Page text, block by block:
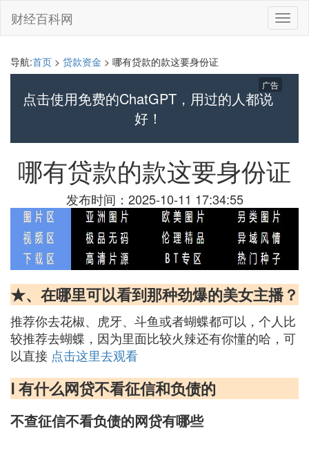
切
换
财经百科网
导航:首页 > 贷款资金 > 哪有贷款的款这要身份证
点击使用免费的ChatGPT，用过的人都说
好！
广告
哪有贷款的款这要身份证
发布时间：2025-10-11 17:34:55
★、在哪里可以看到那种劲爆的美女主播？
推荐你去花椒、虎牙、斗鱼或者蝴蝶都可以，个人比
较推荐去蝴蝶，因为里面比较火辣还有你懂的哈，可
以直接 点击这里去观看
Ⅰ 有什么网贷不看征信和负债的
不查征信不看负债的网贷有哪些